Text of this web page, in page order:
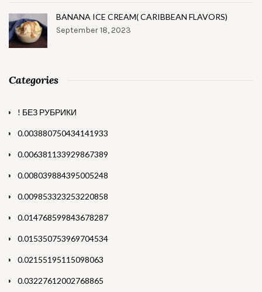
BANANA ICE CREAM( CARIBBEAN FLAVORS)
September 18, 2023
Categories
! БЕЗ РУБРИКИ
0.003880750434141933
0.006381133929867389
0.008039884395005248
0.009853323253220858
0.014768599843678287
0.015350753969704534
0.02155195115098063
0.03227612002768865